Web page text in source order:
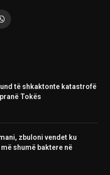
WhatsApp
të shkaktonte katastrofë
Tokës
zbuloni vendet ku
shumë baktere në